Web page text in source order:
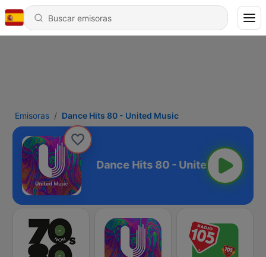
Emisoras Dance Hits 80 - United Music
Music